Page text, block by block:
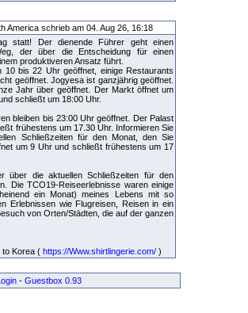
America schrieb am 04. Aug 26, 16:18
statt! Der dienende Führer geht einen
der über die Entscheidung für einen
produktiveren Ansatz führt.
10 bis 22 Uhr geöffnet, einige Restaurants
geöffnet. Jogyesa ist ganzjährig geöffnet.
Jahr über geöffnet. Der Markt öffnet um
schließt um 18:00 Uhr.
bleiben bis 23:00 Uhr geöffnet. Der Palast
frühestens um 17.30 Uhr. Informieren Sie
Schließzeiten für den Monat, den Sie
um 9 Uhr und schließt frühestens um 17
über die aktuellen Schließzeiten für den
Die TCO19-Reiseerlebnisse waren einige
ein Monat) meines Lebens mit so
Erlebnissen wie Flugreisen, Reisen in ein
von Orten/Städten, die auf der ganzen
to Korea ( https://Www.shirtlingerie.com/ )
- Guestbox 0.93